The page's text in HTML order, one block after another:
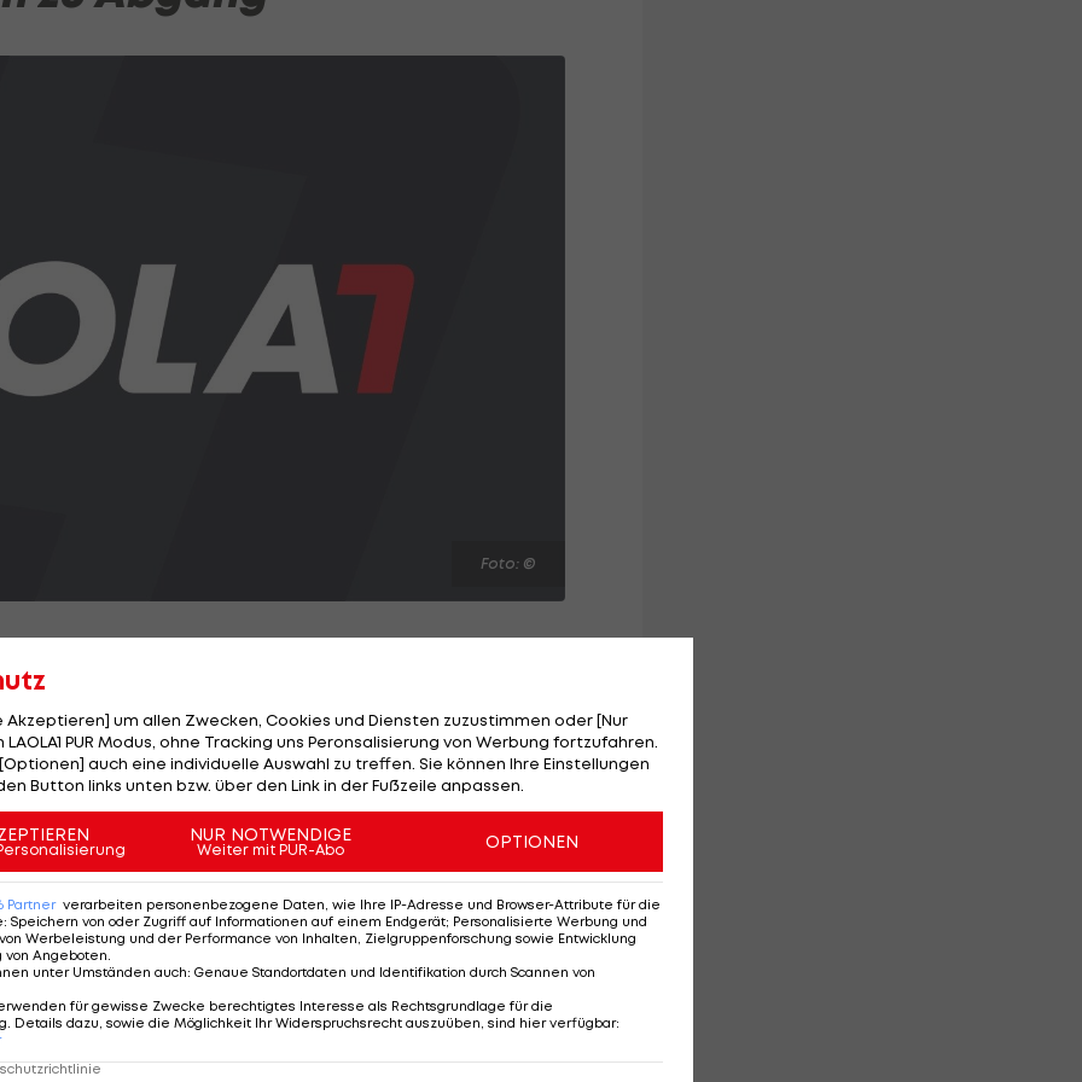
Foto: ©
beim AC Milan ist beschlossene Sache. Wohin es
und 2007 die Champions League gewinnen konnte,
werde euch bald Bescheid geben. Ich habe einige
einer Pressekonferenz. Heißester Kandidat als
Seedorfs Trikot mit der Nummer 10 übernimmt
Akzeptieren] um allen Zwecken, Cookies und Diensten zuzustimmen oder [Nur
PUR Modus, ohne Tracking uns Peronsalisierung von Werbung fortzufahren.
auch eine individuelle Auswahl zu treffen. Sie können Ihre Einstellungen
Button links unten bzw. über den Link in der Fußzeile anpassen.
NUR NOTWENDIGE
Weiter mit PUR-Abo OPTIONEN
Partner verarbeiten personenbezogene Daten, wie Ihre IP-Adresse und Browser-Attribute für die
: Speichern von oder Zugriff auf Informationen auf einem Endgerät; Personalisierte Werbung und
Werbeleistung und der Performance von Inhalten, Zielgruppenforschung sowie Entwicklung
von Angeboten
unter Umständen auch: Genaue Standortdaten und Identifikation durch Scannen von
für gewisse Zwecke berechtigtes Interesse als Rechtsgrundlage für die
Details dazu, sowie die Möglichkeit Ihr Widerspruchsrecht auszuüben, sind hier verfügbar: